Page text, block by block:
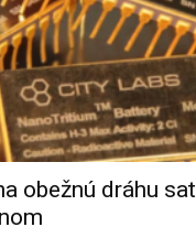
obežnú dráhu